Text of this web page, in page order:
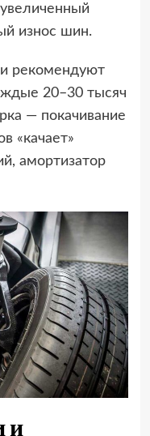
износ шин.
рекомендуют
20–30 тысяч
— покачивание
«качает»
амортизатор
и